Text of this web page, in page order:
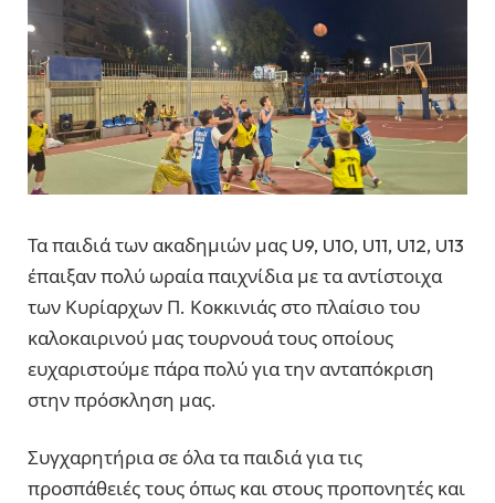
Τα παιδιά των ακαδημιών μας U9, U10, U11, U12, U13
έπαιξαν πολύ ωραία παιχνίδια με τα αντίστοιχα
των Κυρίαρχων Π. Κοκκινιάς στο πλαίσιο του
καλοκαιρινού μας τουρνουά τους οποίους
ευχαριστούμε πάρα πολύ για την ανταπόκριση
στην πρόσκληση μας.
Συγχαρητήρια σε όλα τα παιδιά για τις
προσπάθειές τους όπως και στους προπονητές και